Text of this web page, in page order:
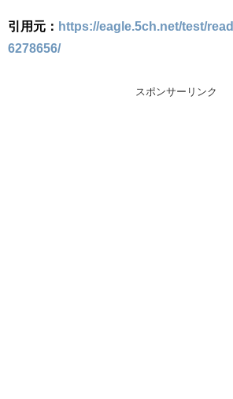
引用元： https://eagle.5ch.net/test/
6278656/
スポンサーリンク